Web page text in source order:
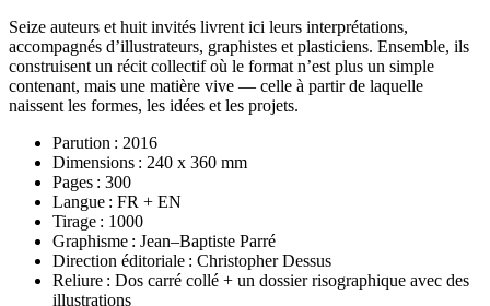
Seize auteurs et huit invités livrent ici leurs interprétations,
accompagnés d’illustrateurs, graphistes et plasticiens. Ensemble, ils
construisent un récit collectif où le format n’est plus un simple
contenant, mais une matière vive — celle à partir de laquelle
naissent les formes, les idées et les projets.
Parution : 2016
Dimensions : 240 x 360 mm
Pages : 300
Langue : FR + EN
Tirage : 1000
Graphisme : Jean–Baptiste Parré
Direction éditoriale : Christopher Dessus
Reliure : Dos carré collé + un dossier risographique avec des
illustrations